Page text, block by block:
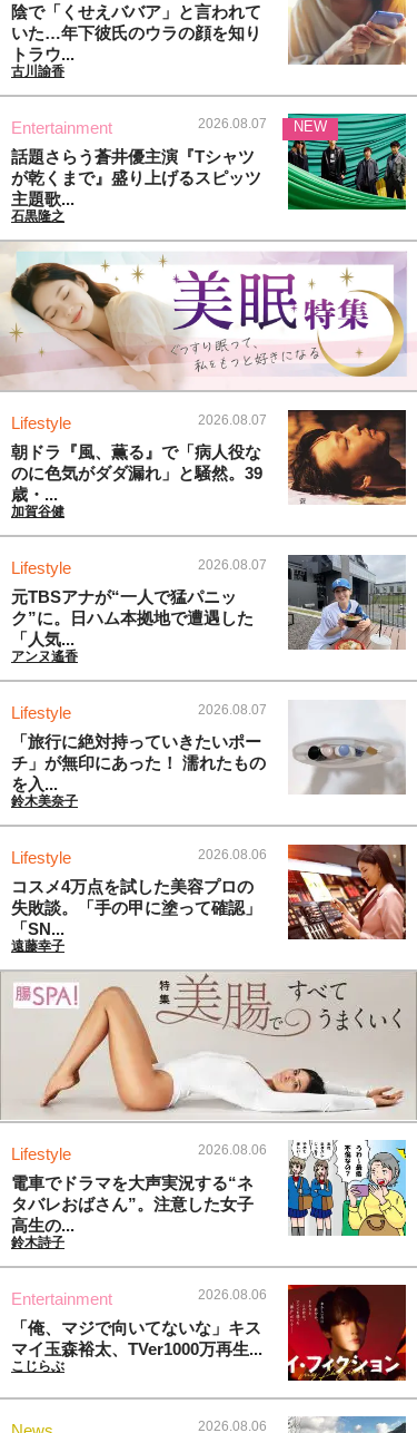
陰で「くせえババア」と言われて
いた…年下彼氏のウラの顔を知り
トラウ...
古川諭香
Entertainment 2026.08.07
話題さらう蒼井優主演『Tシャツ
が乾くまで』盛り上げるスピッツ
主題歌...
石黒隆之
NEW
Lifestyle 2026.08.07
朝ドラ『風、薫る』で「病人役な
のに色気がダダ漏れ」と騒然。39
歳・...
加賀谷健
Lifestyle 2026.08.07
元TBSアナが“一人で猛パニッ
ク”に。日ハム本拠地で遭遇した
「人気...
アンヌ遙香
Lifestyle 2026.08.07
「旅行に絶対持っていきたいポー
チ」が無印にあった！ 濡れたもの
を入...
鈴木美奈子
Lifestyle 2026.08.06
コスメ4万点を試した美容プロの
失敗談。「手の甲に塗って確認」
「SN...
遠藤幸子
Lifestyle 2026.08.06
電車でドラマを大声実況する“ネ
タバレおばさん”。注意した女子
高生の...
鈴木詩子
Entertainment 2026.08.06
「俺、マジで向いてないな」キス
マイ玉森裕太、TVer1000万再生...
こじらぶ
2026.08.06